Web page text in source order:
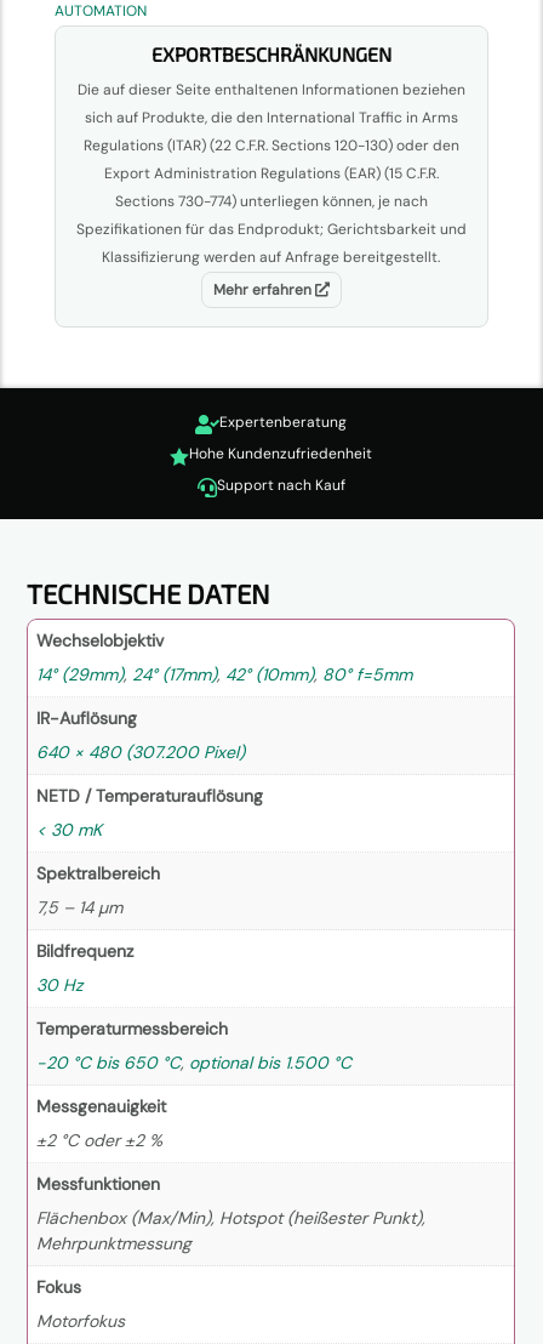
AUTOMATION
EXPORTBESCHRÄNKUNGEN
Die auf dieser Seite enthaltenen Informationen beziehen
sich auf Produkte, die den International Traffic in Arms
Regulations (ITAR) (22 C.F.R. Sections 120-130) oder den
Export Administration Regulations (EAR) (15 C.F.R.
Sections 730-774) unterliegen können, je nach
Spezifikationen für das Endprodukt; Gerichtsbarkeit und
Klassifizierung werden auf Anfrage bereitgestellt.
Mehr erfahren
Expertenberatung
Hohe Kundenzufriedenheit
Support nach Kauf
TECHNISCHE DATEN
Wechselobjektiv
14° (29mm), 24° (17mm), 42° (10mm), 80° f=5mm
IR-Auflösung
640 × 480 (307.200 Pixel)
NETD / Temperaturauflösung
< 30 mK
Spektralbereich
7,5 – 14 µm
Bildfrequenz
30 Hz
Temperaturmessbereich
-20 °C bis 650 °C, optional bis 1.500 °C
Messgenauigkeit
±2 °C oder ±2 %
Messfunktionen
Flächenbox (Max/Min), Hotspot (heißester Punkt),
Mehrpunktmessung
Fokus
Motorfokus